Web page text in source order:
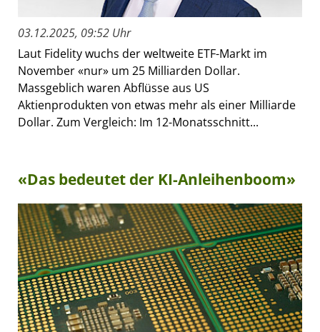
03.12.2025, 09:52 Uhr
Laut Fidelity wuchs der weltweite ETF-Markt im
November «nur» um 25 Milliarden Dollar.
Massgeblich waren Abflüsse aus US
Aktienprodukten von etwas mehr als einer Milliarde
Dollar. Zum Vergleich: Im 12-Monatsschnitt...
«Das bedeutet der KI-Anleihenboom»